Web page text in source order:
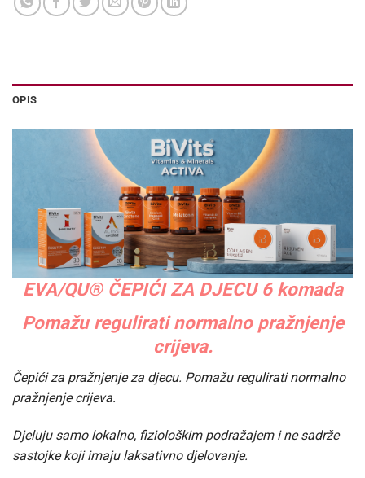
OPIS
EVA/QU® ČEPIĆI ZA DJECU 6 komada
Pomažu regulirati normalno pražnjenje
crijeva.
Čepići za pražnjenje za djecu. Pomažu regulirati normalno
pražnjenje crijeva.
Djeluju samo lokalno, fiziološkim podražajem i ne sadrže
sastojke koji imaju laksativno djelovanje.